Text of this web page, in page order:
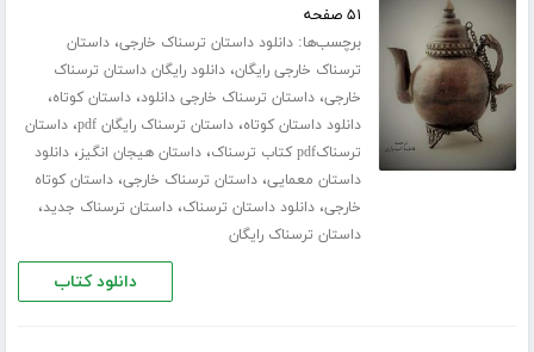
۵۱ صفحه
برچسب‌ها:دانلود داستان ترسناک خارجی،داستان
ترسناک خارجی رایگان،دانلود رایگان داستان ترسناک
خارجی،داستان ترسناک خارجی دانلود،داستان کوتاه،
دانلود داستان کوتاه،داستان ترسناک رایگان pdf ،داستان
ترسناکpdf کتاب ترسناک
،داستان هیجان انگیز،دانلود
داستان معمایی،داستان ترسناک خارجی،داستان کوتاه
خارجی،دانلود داستان ترسناک،داستان ترسناک جدید،
داستان ترسناک رایگان
دانلود کتاب